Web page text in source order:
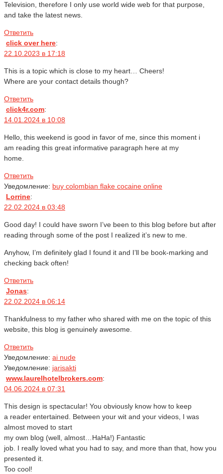
Television, therefore I only use world wide web for that purpose,
and take the latest news.
Ответить
click over here:
22.10.2023 в 17:18
This is a topic which is close to my heart… Cheers!
Where are your contact details though?
Ответить
click4r.com:
14.01.2024 в 10:08
Hello, this weekend is good in favor of me, since this moment i
am reading this great informative paragraph here at my
home.
Ответить
Уведомление: buy colombian flake cocaine online
Lorrine:
22.02.2024 в 03:48
Good day! I could have sworn I’ve been to this blog before but after
reading through some of the post I realized it’s new to me.
Anyhow, I’m definitely glad I found it and I’ll be book-marking and
checking back often!
Ответить
Jonas:
22.02.2024 в 06:14
Thankfulness to my father who shared with me on the topic of this
website, this blog is genuinely awesome.
Ответить
Уведомление: ai nude
Уведомление: jarisakti
www.laurelhotelbrokers.com:
04.06.2024 в 07:31
This design is spectacular! You obviously know how to keep
a reader entertained. Between your wit and your videos, I was
almost moved to start
my own blog (well, almost…HaHa!) Fantastic
job. I really loved what you had to say, and more than that, how you
presented it.
Too cool!